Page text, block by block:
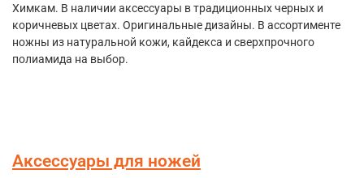
Химкам. В наличии аксессуары в традиционных черных и
коричневых цветах. Оригинальные дизайны. В ассортименте
ножны из натуральной кожи, кайдекса и сверхпрочного
полиамида на выбор.
Аксессуары для ножей